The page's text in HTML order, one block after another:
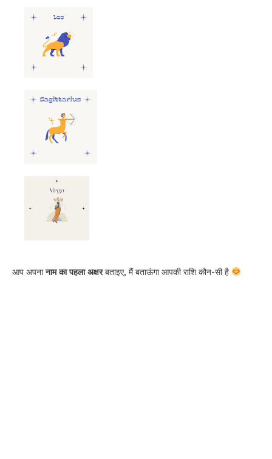
आप अपनानाम का पहला अक्षरबताइए, मैं बताऊंगा आपकी राशि कौन-सी है